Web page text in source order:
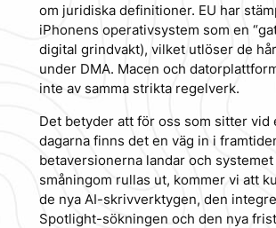
om juridiska definitioner. EU har
iPhonens operativsystem som en
digital grindvakt), vilket utlöser de
under DMA. Macen och
inte av samma strikta regelverk.
Det betyder att för oss som sitter vid
dagarna finns det en väg in i
betaversionerna landar och systemet
småningom rullas ut, kommer vi att
de nya AI-skrivverktygen, den
Spotlight-sökningen och den nya